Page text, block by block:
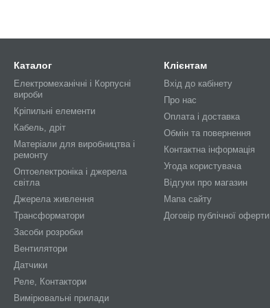
Каталог
Електромеханічні і Корпусні
вироби
Кріпильні елементи
Кабель, дріт
Матеріали для виробництва і
ремонту
Оптоелектроніка і джерела
світла
Джерела живлення
Трансформатори
Засоби розробки
Вентилятори
Датчики
Реле, Контактори
Вимірювальні прилади
Клієнтам
Вхід до кабінету
Про нас
Оплата і доставка
Обмін та повернення
Контактна інформація
Угода користувача
Відгуки про магазин
Мапа сайту
Договір публічної оферти